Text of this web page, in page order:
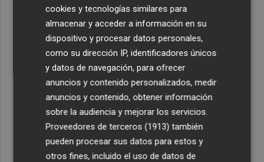
Una gran cadena humana de cariño y reivindicación se
vuelve a abrazar en las playas por el Mar Menor
Recibe toda la actualidad de
Plaza Podcast en tu correo
Quiero suscribirme
cookies y tecnologías similares para
almacenar y acceder a información en su
dispositivo y procesar datos personales,
como su dirección IP, identificadores únicos
y datos de navegación, para ofrecer
anuncios y contenido personalizados, medir
anuncios y contenido, obtener información
sobre la audiencia y mejorar los servicios.
Proveedores de terceros (1913) también
pueden procesar sus datos para estos y
otros fines, incluido el uso de datos de